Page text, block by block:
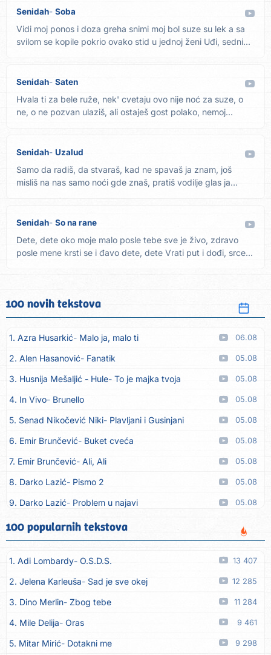
Senidah Soba
Vidi moj ponos i doza greha snimi moj bol suze su lek a sa
svilom se kopile pokrio ovako stid u jednoj ženi Uđi, sedni...
Senidah Saten
Hvala ti za bele ruže, nek' cvetaju ovo nije noć za suze, o
ne, o ne pozvan ulaziš, ali ostaješ gost polako, nemoj...
Senidah Uzalud
Samo da radiš, da stvaraš, kad ne spavaš ja znam, još
misliš na nas samo noći gde znaš, pratiš vodilje glas ja
Senidah So na rane
Dete, dete oko moje malo posle tebe sve je živo, zdravo
posle mene krsti se i đavo dete, dete Vrati put i dođi, srce...
100 novih tekstova
1. Azra Husarkić Malo ja, malo ti 06.08
2. Alen Hasanović Fanatik 05.08
3. Husnija Mešaljić - Hule To je majka tvoja 05.08
4. In Vivo Brunello 05.08
5. Senad Nikočević Niki Plavljani i Gusinjani 05.08
6. Emir Brunčević Buket cveća 05.08
7. Emir Brunčević Ali, Ali 05.08
8. Darko Lazić Pismo 2 05.08
9. Darko Lazić Problem u najavi 05.08
10. Aleksandra Đuranović Kao zver
11. Meliha Imširović Čujem mili 05.08
12. Tereza Kesovija Prvi cvijet 05.08
13. Kopito Ka´ list ol kaduje (Poput lista od kadulje) 05.08
14. Alen Polić Rožica črljena 05.08
15. Oliver Dragojević 05.08
16. Klapa Kaše Dubrovnik 05.08
100 popularnih tekstova
1. Adi Lombardy O.S.D.S. 13 407
2. Jelena Karleuša Sad je sve okej 12 285
3. Dino Merlin Zbog tebe 11 284
4. Mile Delija Oras 9 461
5. Mitar Mirić Dotakni me 9 298